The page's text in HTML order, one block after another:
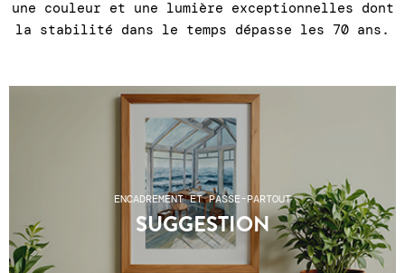
une couleur et une lumière exceptionnelles dont
la stabilité dans le temps dépasse les 70 ans.
ENCADREMENT ET PASSE-PARTOUT
SUGGESTION